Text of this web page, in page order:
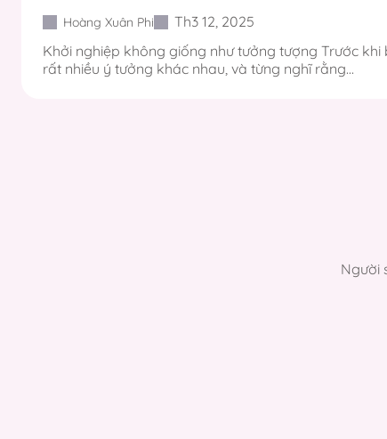
Hoàng Xuân Phi
Th3 12, 2025
Khởi nghiệp không giống như tưởng tượng Trước
rất nhiều ý tưởng khác nhau, và từng nghĩ rằng…
Người